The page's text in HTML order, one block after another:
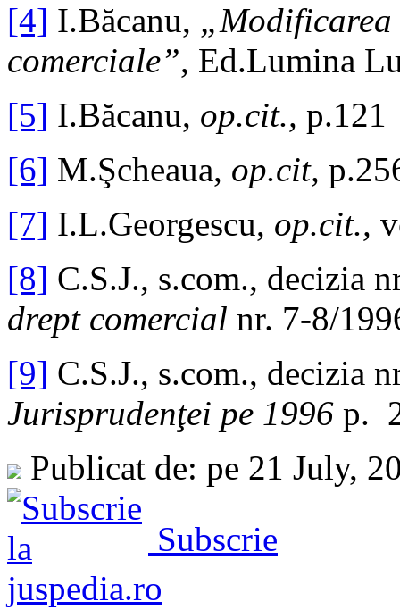
[4] I.Băcanu,
comerciale”, Ed.Lumina
[5] I.Băcanu, op.cit., p.121
[6] M.Şcheaua, op.cit,
[7] I.L.Georgescu, op.cit.,
[8] C.S.J., s.com., decizia
drept comercial nr. 7-8/
[9] C.S.J., s.com., decizia
Jurisprudenţei pe 1996 p.
Publicat de: pe 21 July,
Subscrie